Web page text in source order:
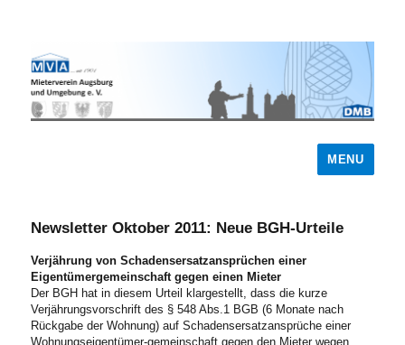
MENU
Newsletter Oktober 2011: Neue BGH-Urteile
Verjährung von Schadensersatzansprüchen einer
Eigentümergemeinschaft gegen einen Mieter
Der BGH hat in diesem Urteil klargestellt, dass die kurze
Verjährungsvorschrift des § 548 Abs.1 BGB (6 Monate nach
Rückgabe der Wohnung) auf Schadensersatzansprüche einer
Wohnungseigentümer-gemeinschaft gegen den Mieter wegen